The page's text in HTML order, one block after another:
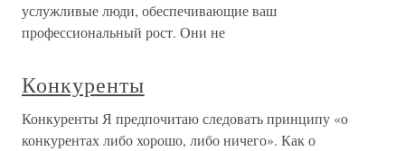
услужливые люди, обеспечивающие ваш
профессиональный рост. Они не
Конкуренты
Конкуренты Я предпочитаю следовать принципу «о
конкурентах либо хорошо, либо ничего». Как о